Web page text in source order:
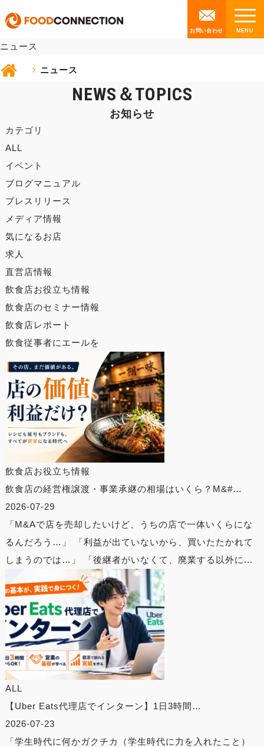
お問い合わせ
NEWS
ニュース
ニュース
NEWS＆TOPICS
お知らせ
カテゴリ
ALL
イベント
ブログマニュアル
プレスリリース
メディア情報
気になるお店
求人
直営店情報
飲食店お役立ち情報
飲食店のセミナー情報
飲食店レポート
飲食従事者にエールを
飲食店お役立ち情報
飲食店の経営権譲渡・事業承継の相場はいくら？M&#…
2026-07-29
「M&Aで店を売却したいけど、うちの店で一体いくらにな
るんだろう…」 「利益が出ていないから、買いたたかれて
しまうのでは…」 「後継者がいなくて、廃業する以外に...
ALL
【Uber Eats代理店でインターン】1日3時間…
2026-07-23
「学生時代に何かガクチカ（学生時代に力を入れたこと）